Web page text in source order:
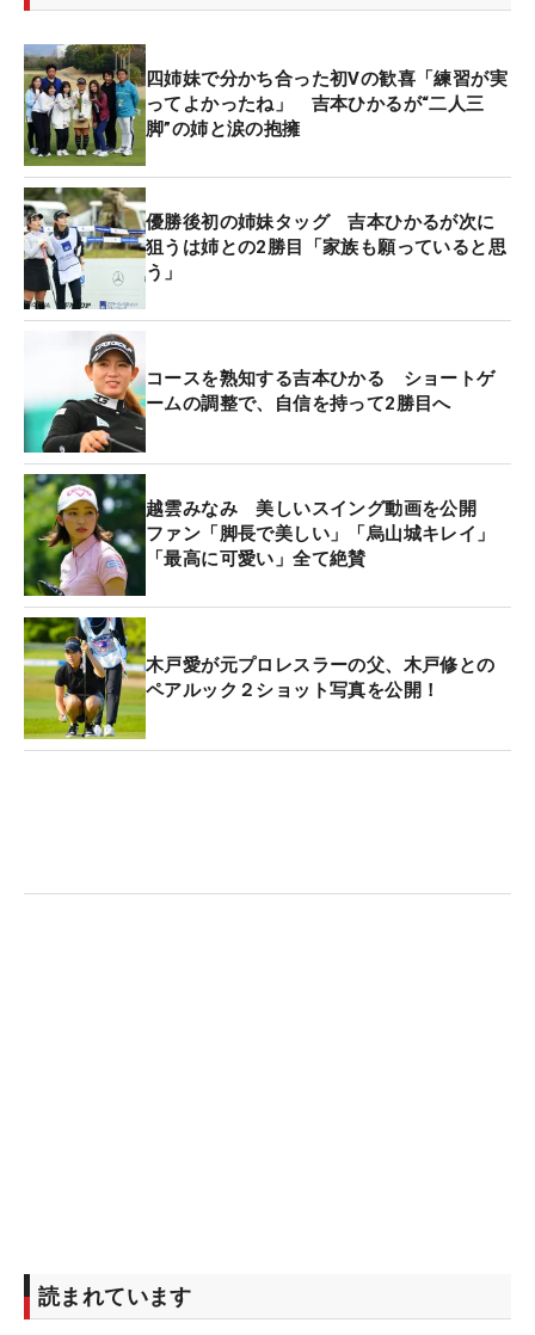
四姉妹で分かち合った初Vの歓喜「練習が実
ってよかったね」 吉本ひかるが“二人三
脚”の姉と涙の抱擁
優勝後初の姉妹タッグ 吉本ひかるが次に
狙うは姉との2勝目「家族も願っていると思
う」
コースを熟知する吉本ひかる ショートゲ
ームの調整で、自信を持って2勝目へ
越雲みなみ 美しいスイング動画を公開
ファン「脚長で美しい」「烏山城キレイ」
「最高に可愛い」全て絶賛
木戸愛が元プロレスラーの父、木戸修との
ペアルック２ショット写真を公開！
読まれています